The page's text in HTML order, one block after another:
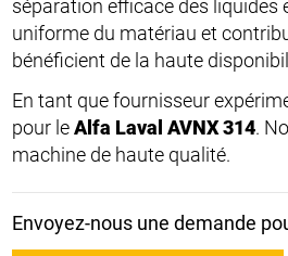
séparation efficace des liquides
uniforme du matériau et
bénéficient de la haute
En tant que fournisseur
pour leAlfa Laval AVNX 314.
machine de haute qualité.
Envoyez-nous une demande